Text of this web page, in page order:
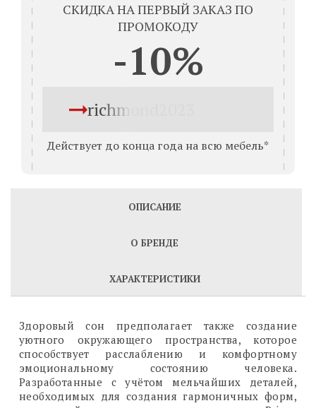
СКИДКА НА ПЕРВЫЙ ЗАКАЗ ПО
ПРОМОКОДУ
-10%
richmond2023
Действует до конца года на всю мебель*
ОПИСАНИЕ
О БРЕНДЕ
ХАРАКТЕРИСТИКИ
Здоровый сон предполагает также создание
уютного окружающего пространства, которое
способствует расслаблению и комфортному
эмоциональному состоянию человека.
Разработанные с учётом мельчайших деталей,
необходимых для создания гармоничных форм,